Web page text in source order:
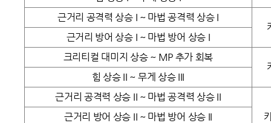
근거리 공격력 상승 I ~ 마법 공격력 상승 I
근거리 방어 상승 I ~ 마법 방어 상승 I
크리티컬 대미지 상승 ~ MP 추가 회복
힘 상승 II ~ 무게 상승 III
근거리 공격력 상승 II ~ 마법 공격력 상승 II
근거리 방어 상승 II ~ 마법 방어 상승 II